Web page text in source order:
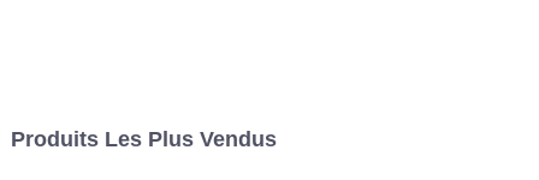
Produits Les Plus Vendus